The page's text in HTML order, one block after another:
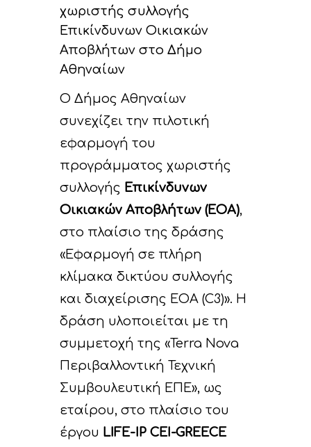
χωριστής συλλογής
Επικίνδυνων Οικιακών
Αποβλήτων στο Δήμο
Αθηναίων
Ο Δήμος Αθηναίων
συνεχίζει την πιλοτική
εφαρμογή του
προγράμματος χωριστής
συλλογής Επικίνδυνων
Οικιακών Αποβλήτων (ΕΟΑ),
στο πλαίσιο της δράσης
«Εφαρμογή σε πλήρη
κλίμακα δικτύου συλλογής
και διαχείρισης ΕΟΑ (C3)». Η
δράση υλοποιείται με τη
συμμετοχή της «Terra Nova
Περιβαλλοντική Τεχνική
Συμβουλευτική ΕΠΕ», ως
εταίρου, στο πλαίσιο του
έργου LIFE-IP CEI-GREECE